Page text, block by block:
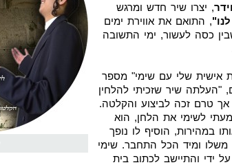
, יצרו שיר חדש ומרגש
, התואם את אווירת ימים
כסה לעשור, ימי התשובה
אישית שלי עם שימי" מספר
"העלתה שיר שזכיתי להלחין
טרם זכה לביצוע והקלטה.
לשימי את הלחן, הוא
במהירות, הוסיף לו נופך
משלו ומיד הכל התחבר. שימי
ידי והתיישב לכתוב בית